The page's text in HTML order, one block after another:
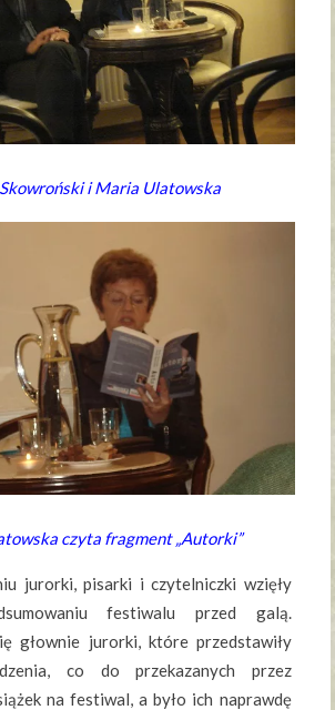
i Maria Ulatowska
czyta fragment „Autorki”
jurorki, pisarki i czytelniczki wzięły
festiwalu przed galą.
głownie jurorki, które przedstawiły
co do przekazanych przez
na festiwal, a było ich naprawdę